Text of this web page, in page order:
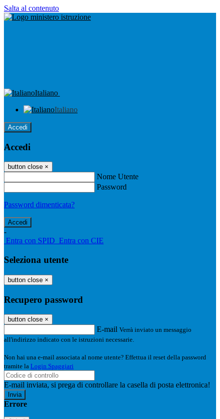
Salta al contenuto
Italiano
Italiano
Accedi
Accedi
button close ×
Nome Utente
Password
Password dimenticata?
-
Entra con SPID Entra con CIE
Seleziona utente
button close ×
Recupero password
button close ×
E-mail Verrà inviato un messaggio
all'indirizzo indicato con le istruzioni necessarie.
Non hai una e-mail associata al nome utente? Effettua il reset della password
tramite la Login Spaggiari
E-mail inviata, si prega di controllare la casella di posta elettronica!
Errore